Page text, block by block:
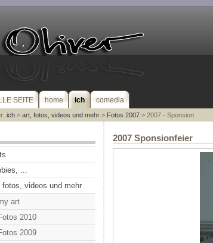
SEITE home ich comedia
ich> art, fotos, videos und mehr> Fotos 2007> 2007 - Sponsion
...
fotos, videos und mehr
art
2010
2009
2007 Sponsionfeier